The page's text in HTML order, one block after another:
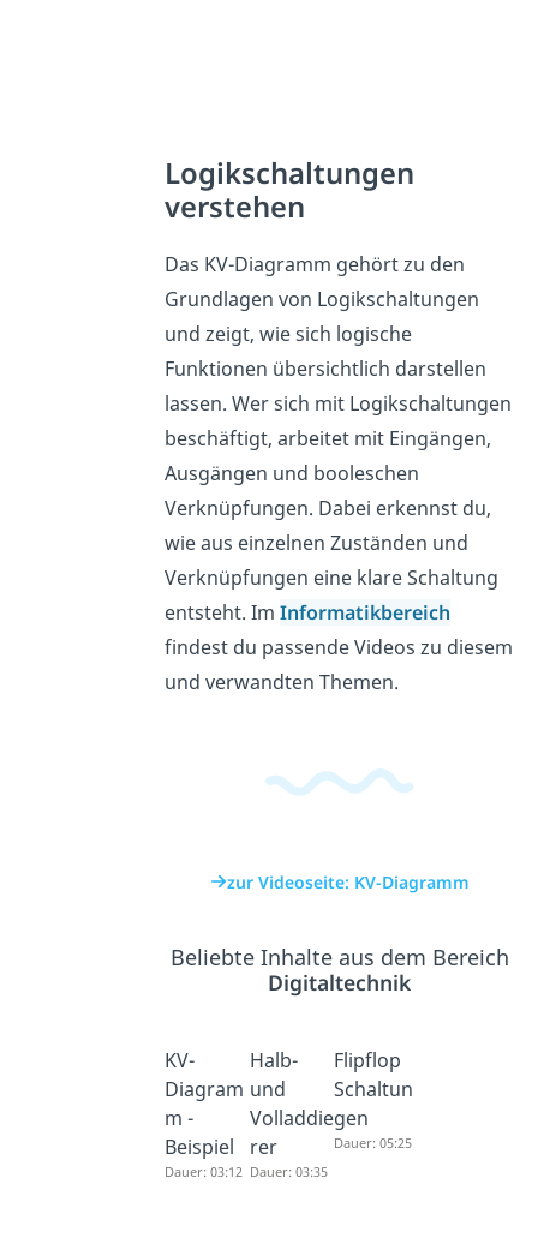
Logikschaltungen
verstehen
Das KV-Diagramm gehört zu den
Grundlagen von Logikschaltungen
und zeigt, wie sich logische
Funktionen übersichtlich darstellen
lassen. Wer sich mit Logikschaltungen
beschäftigt, arbeitet mit Eingängen,
Ausgängen und booleschen
Verknüpfungen. Dabei erkennst du,
wie aus einzelnen Zuständen und
Verknüpfungen eine klare Schaltung
entsteht. ImInformatikbereich
findest du passende Videos zu diesem
und verwandten Themen.
zur Videoseite: KV-Diagramm
Beliebte Inhalte aus dem Bereich
Digitaltechnik
KV-
Diagram
m -
Beispiel
Dauer: 03:12
Halb-
und
Volladdie
rer
Dauer: 03:35
Flipflop
Schaltun
gen
Dauer: 05:25